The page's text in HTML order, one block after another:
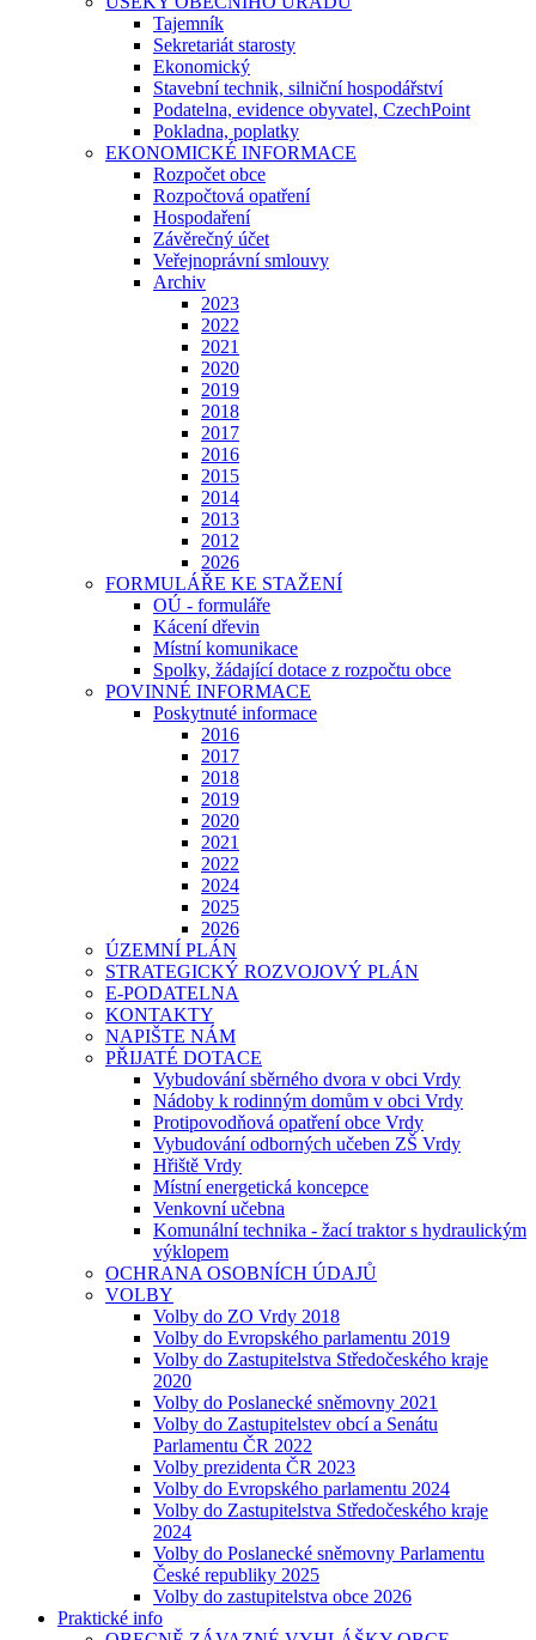
Tajemník
Sekretariát starosty
Ekonomický
Stavební technik, silniční hospodářství
Podatelna, evidence obyvatel, CzechPoint
Pokladna, poplatky
EKONOMICKÉ INFORMACE
Rozpočet obce
Rozpočtová opatření
Hospodaření
Závěrečný účet
Veřejnoprávní smlouvy
Archiv
2023
2022
2021
2020
2019
2018
2017
2016
2015
2014
2013
2012
2026
FORMULÁŘE KE STAŽENÍ
OÚ - formuláře
Kácení dřevin
Místní komunikace
Spolky, žádající dotace z rozpočtu obce
POVINNÉ INFORMACE
Poskytnuté informace
2016
2017
2018
2019
2020
2021
2022
2024
2025
2026
ÚZEMNÍ PLÁN
STRATEGICKÝ ROZVOJOVÝ PLÁN
E-PODATELNA
KONTAKTY
NAPIŠTE NÁM
PŘIJATÉ DOTACE
Vybudování sběrného dvora v obci Vrdy
Nádoby k rodinným domům v obci Vrdy
Protipovodňová opatření obce Vrdy
Vybudování odborných učeben ZŠ Vrdy
Hřiště Vrdy
Místní energetická koncepce
Venkovní učebna
Komunální technika - žací traktor s hydraulickým
výklopem
OCHRANA OSOBNÍCH ÚDAJŮ
VOLBY
Volby do ZO Vrdy 2018
Volby do Evropského parlamentu 2019
Volby do Zastupitelstva Středočeského kraje
2020
Volby do Poslanecké sněmovny 2021
Volby do Zastupitelstev obcí a Senátu
Parlamentu ČR 2022
Volby prezidenta ČR 2023
Volby do Evropského parlamentu 2024
Volby do Zastupitelstva Středočeského kraje
2024
Volby do Poslanecké sněmovny Parlamentu
České republiky 2025
Volby do zastupitelstva obce 2026
Praktické info